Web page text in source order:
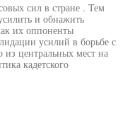
сил в стране . Тем
и обнажить
их оппоненты
усилий в борьбе с
центральных мест на
кадетского